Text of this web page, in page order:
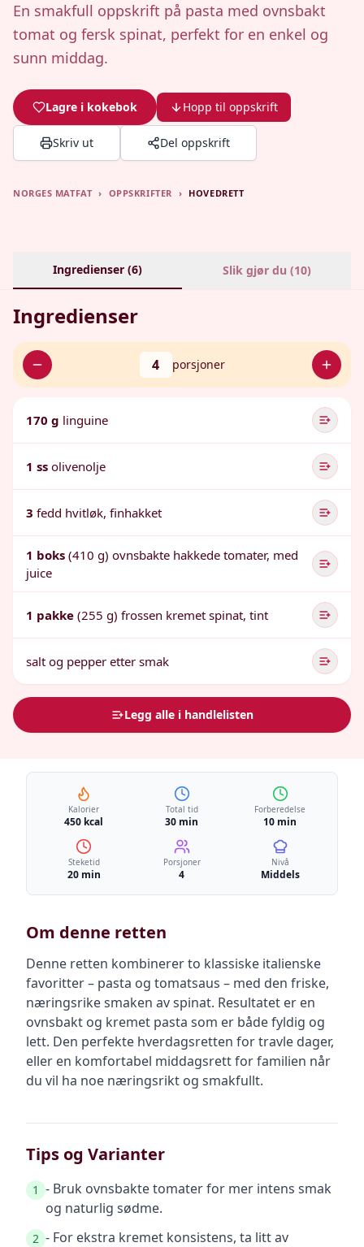
En smakfull oppskrift på pasta med ovnsbakt
tomat og fersk spinat, perfekt for en enkel og
sunn middag.
Lagre i kokebok Hopp til oppskrift
Skriv ut Del oppskrift
NORGES MATFAT › OPPSKRIFTER › HOVEDRETT
Ingredienser (6) Slik gjør du (10)
Ingredienser
4 porsjoner
170 g linguine
1 ss olivenolje
3 fedd hvitløk, finhakket
1 boks (410 g) ovnsbakte hakkede tomater, med
juice
1 pakke (255 g) frossen kremet spinat, tint
salt og pepper etter smak
Legg alle i handlelisten
Kalorier
450 kcal
Total tid
30 min
Forberedelse
10 min
Steketid
20 min
Porsjoner
4
Nivå
Middels
Om denne retten
Denne retten kombinerer to klassiske italienske
favoritter – pasta og tomatsaus – med den friske,
næringsrike smaken av spinat. Resultatet er en
ovnsbakt og kremet pasta som er både fyldig og
lett. Den perfekte hverdagsretten for travle dager,
eller en komfortabel middagsrett for familien når
du vil ha noe næringsrikt og smakfullt.
Tips og Varianter
1 - Bruk ovnsbakte tomater for mer intens smak
og naturlig sødme.
2 - For ekstra kremet konsistens, ta litt av